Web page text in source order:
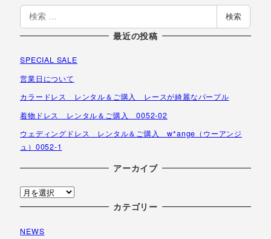
検
索
検索
最近の投稿
SPECIAL SALE
営業日について
カラードレス レンタル＆ご購入 レースが綺麗なパープル
着物ドレス レンタル＆ご購入 0052-02
ウェディングドレス レンタル＆ご購入 w*ange（ウーアンジ
ュ）0052-1
アーカイブ
ア
ー
イ
カテゴリー
NEWS